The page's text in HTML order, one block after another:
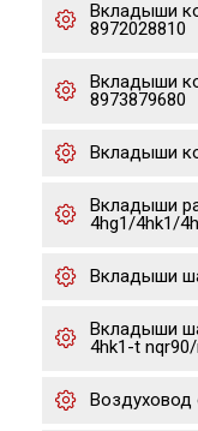
Вкладыши
8972028810
Вкладыши
8973879680
Вкладыши
Вкладыши
4hg1/4hk1/
Вкладыши
Вкладыши
4hk1-t
Воздуховод